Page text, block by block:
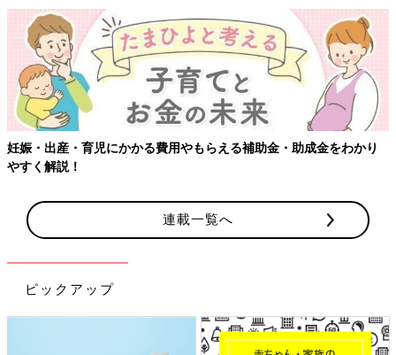
【ワクチン接種できるものも】妊婦の感染症対策、知っておいて！
連載一覧へ
ピックアップ